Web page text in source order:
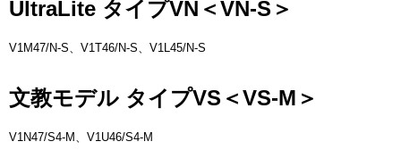
UltraLite タイプVN＜VN-S＞
V1M47/N-S、V1T46/N-S、V1L45/N-S
文教モデル タイプVS＜VS-M＞
V1N47/S4-M、V1U46/S4-M